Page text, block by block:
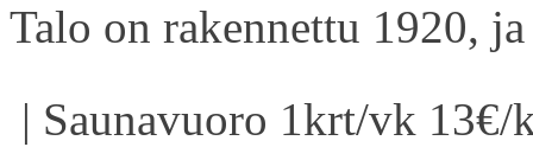
Talo on rakennettu 1920,
| Saunavuoro 1krt/vk